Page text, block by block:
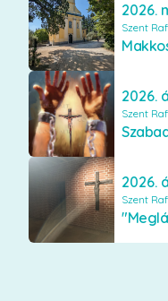
2026.
Szent
2026.
Szent
2026.
Szent